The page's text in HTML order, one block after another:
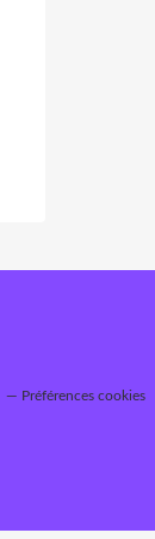
Préférences cookies